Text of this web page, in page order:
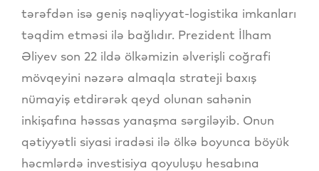
tərəfdən isə geniş nəqliyyat-logistika imkanları
təqdim etməsi ilə bağlıdır. Prezident İlham
Əliyev son 22 ildə ölkəmizin əlverişli coğrafi
mövqeyini nəzərə almaqla strateji baxış
nümayiş etdirərək qeyd olunan sahənin
inkişafına həssas yanaşma sərgiləyib. Onun
qətiyyətli siyasi iradəsi ilə ölkə boyunca böyük
həcmlərdə investisiya qoyuluşu hesabına